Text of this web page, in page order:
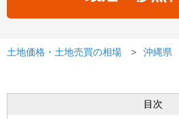
土地価格・土地売買の相場 沖縄県
目次